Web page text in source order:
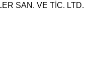
SAN. VE TİC. LTD.